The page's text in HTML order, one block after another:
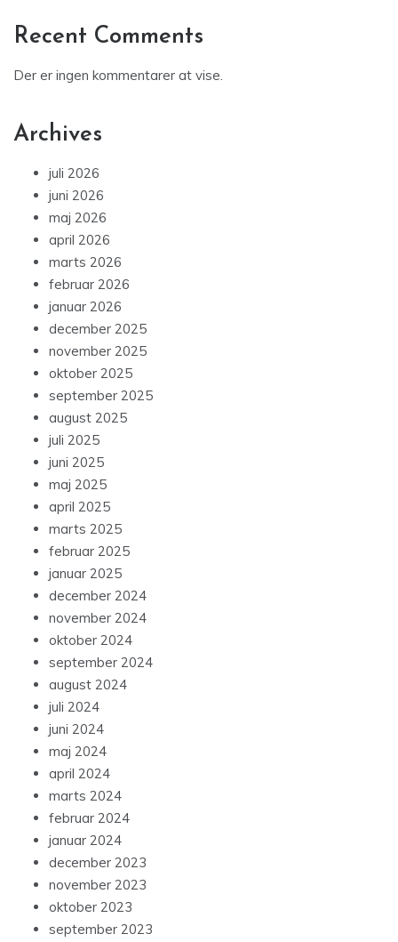
Recent Comments
Der er ingen kommentarer at vise.
Archives
juli 2026
juni 2026
maj 2026
april 2026
marts 2026
februar 2026
januar 2026
december 2025
november 2025
oktober 2025
september 2025
august 2025
juli 2025
juni 2025
maj 2025
april 2025
marts 2025
februar 2025
januar 2025
december 2024
november 2024
oktober 2024
september 2024
august 2024
juli 2024
juni 2024
maj 2024
april 2024
marts 2024
februar 2024
januar 2024
december 2023
november 2023
oktober 2023
september 2023